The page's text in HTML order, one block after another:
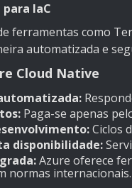
IaC
ferramentas como
automatizada e
Cloud Native
Paga-se apenas
Ciclos
disponibilidade:
Azure oferece
normas internacionais.